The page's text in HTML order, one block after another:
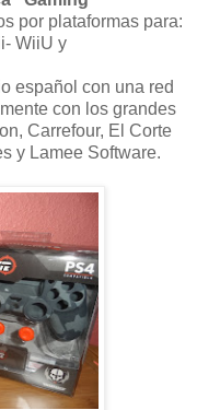
por plataformas para:
WiiU y
español con una red
con los grandes
Carrefour, El Corte
y Lamee Software.